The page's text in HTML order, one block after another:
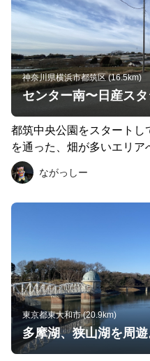
神奈川県横浜市都筑区 (16.5km)
センター南〜日産ス
都筑中央公園をスタート
を通った、畑が多いエリ
トが何度かあり、気持ちい
りは登りに。 日産スタジ
ながっしー
東京都東大和市 (20.9km)